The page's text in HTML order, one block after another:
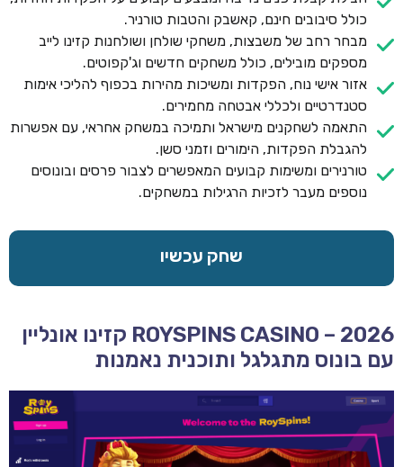
כולל סיבובים חינם, קאשבק והטבות טורניר.
מבחר רחב של משבצות, משחקי שולחן ושולחנות קזינו לייב
מספקים מובילים, כולל משחקים חדשים וג'קפוטים.
אזור אישי נוח, הפקדות ומשיכות מהירות בכפוף להליכי אימות
סטנדרטיים ולכללי אבטחה מחמירים.
התאמה לשחקנים מישראל ותמיכה במשחק אחראי, עם אפשרות
להגבלת הפקדות, הימורים וזמני סשן.
טורנירים ומשימות קבועים המאפשרים לצבור פרסים ובונוסים
נוספים מעבר לזכיות הרגילות במשחקים.
שחק עכשיו
ROYSPINS CASINO – 2026 קזינו אונליין
עם בונוס מתגלגל ותוכנית נאמנות